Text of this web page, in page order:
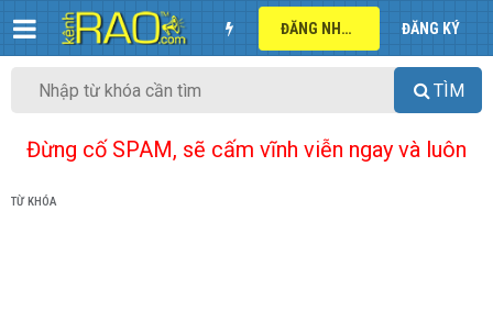
ĐĂNG NHẬP ĐĂNG KÝ
TÌM
Đừng cố SPAM, sẽ cấm vĩnh viễn ngay và luôn
TỪ KHÓA